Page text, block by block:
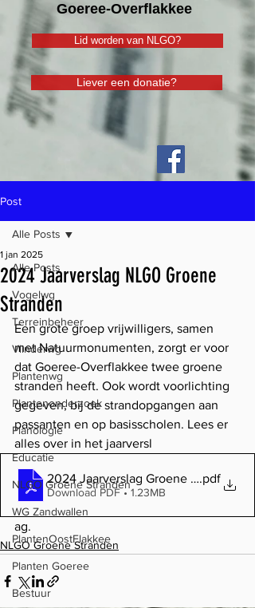
Goeree-Overflakkee
Lid worden van NLGO?
Liever een donatie?
Post
Alle Posts
Vogelwg
Terreinbeheer
Vlinderwg
Plantenwg
Plantenonderzoek
Planologie
Educatie
NLGO Groene Stranden
WG Zandwallen
PlantenOostFlakkee
Planten Goeree
Bestuur
Alle Posts
2024 Jaarverslag NLGO Groene
Stranden
1 jan 2025
Een grote groep vrijwilligers, samen
met Natuurmonumenten, zorgt er voor
dat Goeree-Overflakkee twee groene
stranden heeft. Ook wordt voorlichting
gegeven, bij de strandopgangen aan
passanten en op basisscholen. Lees er
alles over in het jaarversl
2024 Jaarverslag Groene strand
.pdf
Download PDF • 1.23MB
ag.
NLGO Groene Stranden